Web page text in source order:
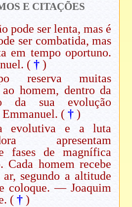
E CITAÇÕES
pode ser lenta, mas é
ser combatida, mas
em tempo oportuno.
(† )
reserva muitas
ao homem, dentro da
da sua evolução
(† )
evolutiva e a luta
apresentam
fases de magnífica
Cada homem recebe
segundo a altitude
coloque. — Joaquim
(† )